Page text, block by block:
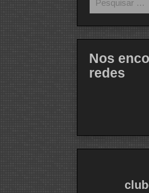
por:
Nos
redes